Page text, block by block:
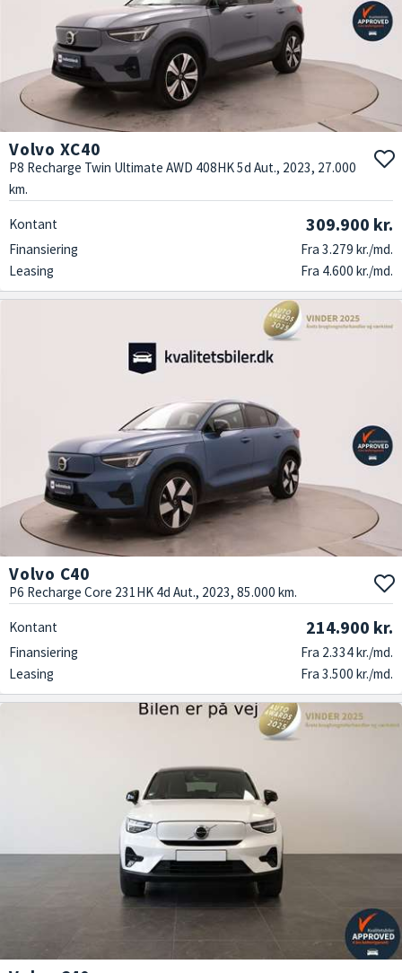
Volvo XC40
P8 Recharge Twin Ultimate AWD 408HK 5d Aut., 2023, 27.000
km.
Kontant 309.900 kr.
Finansiering
Fra 3.279 kr./md.
Leasing
Fra 4.600 kr./md.
Volvo C40
P6 Recharge Core 231HK 4d Aut., 2023, 85.000 km.
Kontant 214.900 kr.
Finansiering
Fra 2.334 kr./md.
Leasing
Fra 3.500 kr./md.